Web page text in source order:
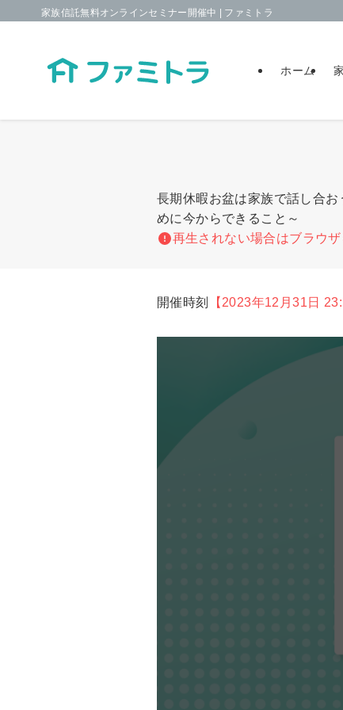
家族信託無料オンラインセミナー開催中 | ファミトラ
ホーム
長期休暇お盆は家族で話し合
めに今からできること～
再生されない場合はブラウ
開催時刻 【2023年12月31日